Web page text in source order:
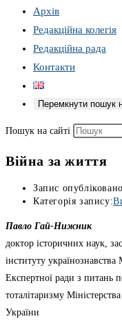
Архів
Редакційна колегія
Редакційна рада
Контакти
Перемкнути пошук
Пошук на сайті
Війна за життя
Запис
Категорія запису:
Павло Гай-Нижник
доктор історичних наук,
інституту
Експертної ради з питань
тоталітаризму
України